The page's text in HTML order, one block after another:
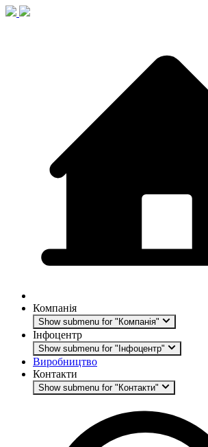
Компанія
Show submenu for "Компанія"
Інфоцентр
Show submenu for "Інфоцентр"
Виробництво
Контакти
Show submenu for "Контакти"